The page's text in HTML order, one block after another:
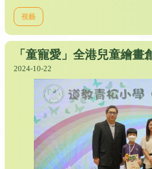
視藝
「童寵愛」全港兒童繪畫
2024-10-22